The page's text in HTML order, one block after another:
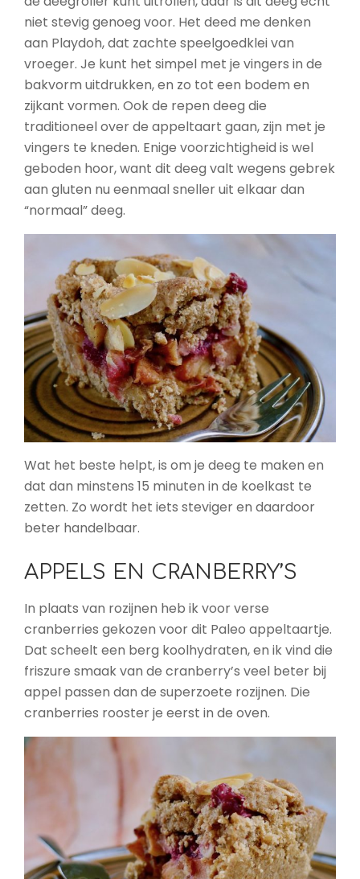
niet stevig genoeg voor. Het deed me denken
aan Playdoh, dat zachte speelgoedklei van
vroeger. Je kunt het simpel met je vingers in de
bakvorm uitdrukken, en zo tot een bodem en
zijkant vormen. Ook de repen deeg die
traditioneel over de appeltaart gaan, zijn met je
vingers te kneden. Enige voorzichtigheid is wel
geboden hoor, want dit deeg valt wegens gebrek
aan gluten nu eenmaal sneller uit elkaar dan
“normaal” deeg.
Wat het beste helpt, is om je deeg te maken en
dat dan minstens 15 minuten in de koelkast te
zetten. Zo wordt het iets steviger en daardoor
beter handelbaar.
APPELS EN CRANBERRY’S
In plaats van rozijnen heb ik voor verse
cranberries gekozen voor dit Paleo appeltaartje.
Dat scheelt een berg koolhydraten, en ik vind die
friszure smaak van de cranberry’s veel beter bij
appel passen dan de superzoete rozijnen. Die
cranberries rooster je eerst in de oven.